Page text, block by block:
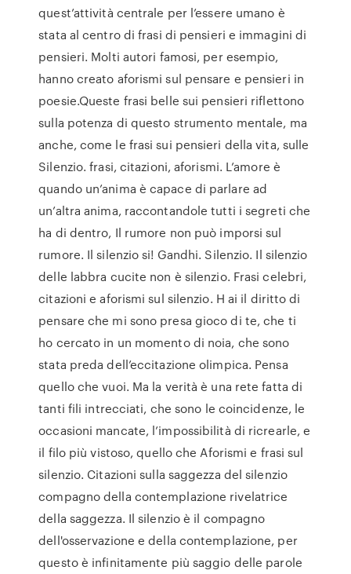
quest’attività centrale per l’essere umano è
stata al centro di frasi di pensieri e immagini di
pensieri. Molti autori famosi, per esempio,
hanno creato aforismi sul pensare e pensieri in
poesie.Queste frasi belle sui pensieri riflettono
sulla potenza di questo strumento mentale, ma
anche, come le frasi sui pensieri della vita, sulle
Silenzio. frasi, citazioni, aforismi. L’amore è
quando un’anima è capace di parlare ad
un’altra anima, raccontandole tutti i segreti che
ha di dentro, Il rumore non può imporsi sul
rumore. Il silenzio si! Gandhi. Silenzio. Il silenzio
delle labbra cucite non è silenzio. Frasi celebri,
citazioni e aforismi sul silenzio. H ai il diritto di
pensare che mi sono presa gioco di te, che ti
ho cercato in un momento di noia, che sono
stata preda dell’eccitazione olimpica. Pensa
quello che vuoi. Ma la verità è una rete fatta di
tanti fili intrecciati, che sono le coincidenze, le
occasioni mancate, l’impossibilità di ricrearle, e
il filo più vistoso, quello che Aforismi e frasi sul
silenzio. Citazioni sulla saggezza del silenzio
compagno della contemplazione rivelatrice
della saggezza. Il silenzio è il compagno
dell'osservazione e della contemplazione, per
questo è infinitamente più saggio delle parole